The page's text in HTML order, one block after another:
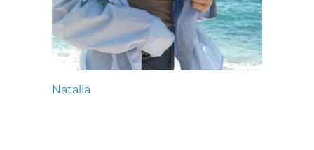
Natalia